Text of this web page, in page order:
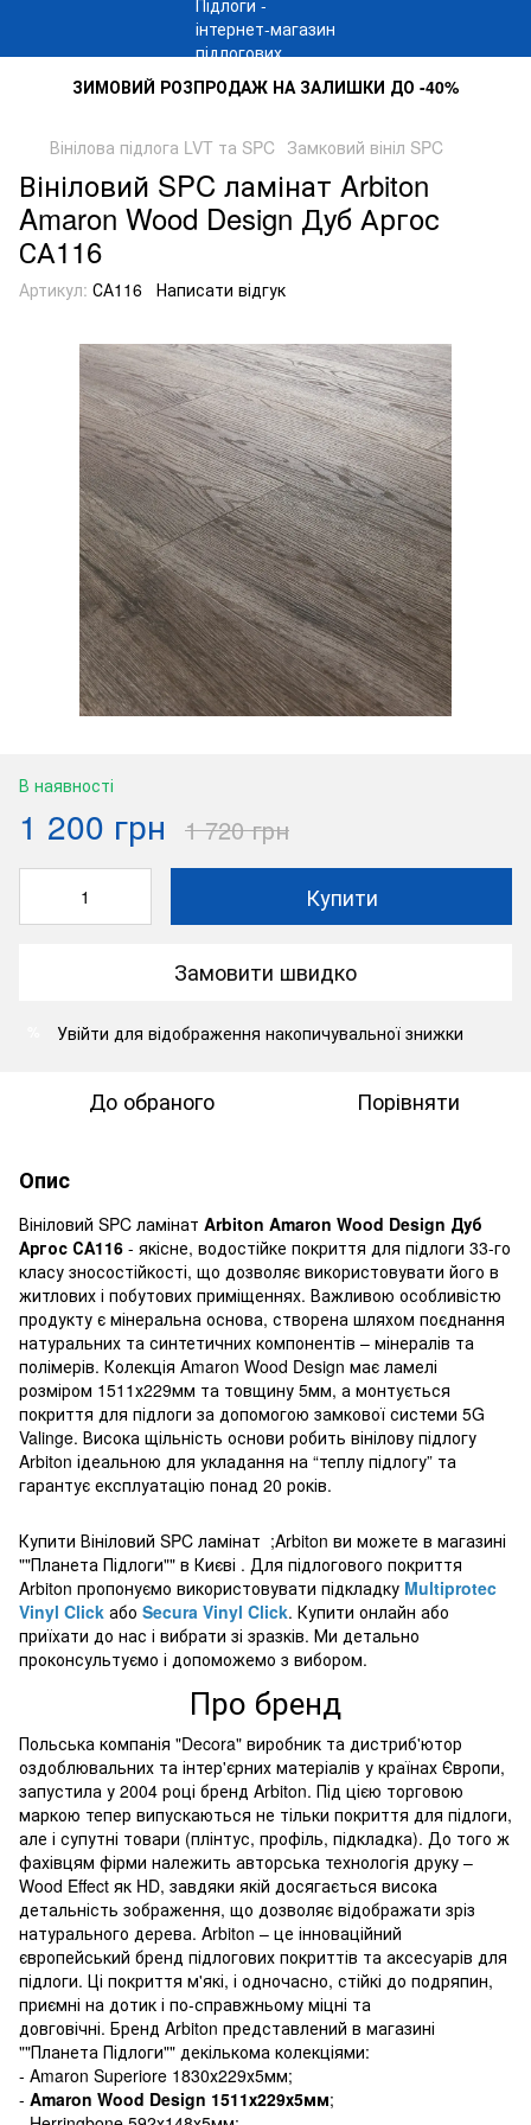
ЗИМОВИЙ РОЗПРОДАЖ НА ЗАЛИШКИ ДО -40%
Вінілова підлога LVT та SPC Замковий вініл SPC
Вініловий SPC ламінат Arbiton
Amaron Wood Design Дуб Аргос
СА116
Артикул: СА116 Написати відгук
В наявності
1 200 грн 1 720 грн
Купити
Замовити швидко
Увійти для відображення накопичувальної знижки
До обраного Порівняти
Опис
Вініловий SPC ламінат Arbiton Amaron Wood Design Дуб
Аргос СА116 - якісне, водостійке покриття для підлоги 33-го
класу зносостійкості, що дозволяє використовувати його в
житлових і побутових приміщеннях. Важливою особливістю
продукту є мінеральна основа, створена шляхом поєднання
натуральних та синтетичних компонентів – мінералів та
полімерів. Колекція Amaron Wood Design має ламелі
розміром 1511х229мм та товщину 5мм, а монтується
покриття для підлоги за допомогою замкової системи 5G
Valinge. Висока щільність основи робить вінілову підлогу
Arbiton ідеальною для укладання на “теплу підлогу” та
гарантує експлуатацію понад 20 років.
Купити Вініловий SPC ламінат ;Arbiton ви можете в магазині
""Планета Підлоги"" в Києві . Для підлогового покриття
Arbiton пропонуємо використовувати підкладку Multiprotec
Vinyl Click або Secura Vinyl Click. Купити онлайн або
приїхати до нас і вибрати зі зразків. Ми детально
проконсультуємо і допоможемо з вибором.
Про бренд
Польська компанія "Decora" виробник та дистриб'ютор
оздоблювальних та інтер'єрних матеріалів у країнах Європи,
запустила у 2004 році бренд Arbiton. Під цією торговою
маркою тепер випускаються не тільки покриття для підлоги,
але і супутні товари (плінтус, профіль, підкладка). До того ж
фахівцям фірми належить авторська технологія друку –
Wood Effect як HD, завдяки якій досягається висока
детальність зображення, що дозволяє відображати зріз
натурального дерева. Arbiton – це інноваційний
європейський бренд підлогових покриттів та аксесуарів для
підлоги. Ці покриття м'які, і одночасно, стійкі до подряпин,
приємні на дотик і по-справжньому міцні та
довговічні. Бренд Arbiton представлений в магазині
""Планета Підлоги"" декількома колекціями:
- Amaron Superiore 1830х229х5мм;
- Amaron Wood Design 1511х229х5мм;